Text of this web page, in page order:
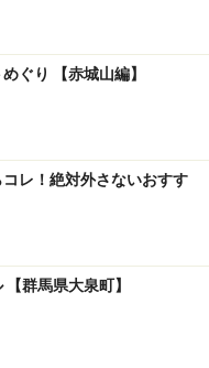
に注意！
ート
ため、“あとどれくら
り気になるかもしれ
い。よ～く見ると、
にちなんだプレート
あった温泉旅館跡に
年以上前に大家（お
ぐり 【赤城山編】
レ！絶対外さないおすす
群馬県大泉町】